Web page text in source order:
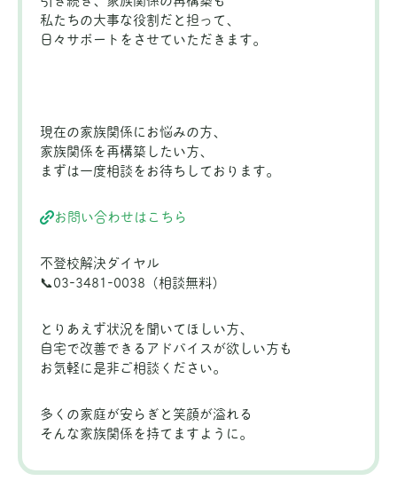
私たちの大事な役割だと担って、
日々サポートをさせていただきます。
現在の家族関係にお悩みの方、
家族関係を再構築したい方、
まずは一度相談をお待ちしております。
お問い合わせはこちら
不登校解決ダイヤル
📞03-3481-0038（相談無料）
とりあえず状況を聞いてほしい方、
自宅で改善できるアドバイスが欲しい方も
お気軽に是非ご相談ください。
多くの家庭が安らぎと笑顔が溢れる
そんな家族関係を持てますように。